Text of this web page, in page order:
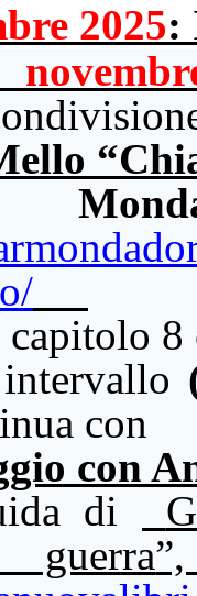
2025:
8
con
con
di